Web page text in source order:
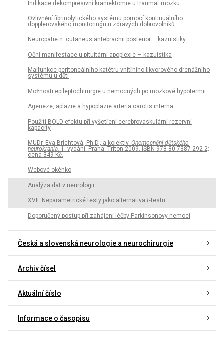
Indikace dekompresivní kraniektomie u traumat mozku
Ovlivnění fibrinolytického systému pomocí kontinuálního
dopplerovského monitoringu u zdravých dobrovolníků
Neuropatie n. cutaneus antebrachii posterior – kazuistiky
Oční manifestace u pituitární apoplexi e – kazuistika
Malfunkce peritoneálního katétru vnitřního likvorového drenážního
systému u dětí
Možnosti epileptochirurgie u nemocných po mozkové hypotermii
Ageneze, aplazie a hypoplazie arteria carotis interna
Použití BOLD efektu při vyšetření cerebrovaskulární rezervní
kapacity
MUDr. Eva Brichtová, Ph.D., a kolektiv. Onemocnění dětského
neurokrania. 1. vydání. Praha: Triton 2009. ISBN 978-80-7387-292-2;
cena 349 Kč.
Webové okénko
Analýza dat v neurologii
XVII. Neparametrické testy jako alternativa t‑testu
Doporučený postup při zahájení léčby Parkinsonovy nemoci
Česká a slovenská neurologie a neurochirurgie
Archiv čísel
Aktuální číslo
Informace o časopisu